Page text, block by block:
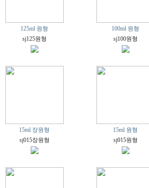
125ml 원형
sj125원형
100ml 원형
sj100원형
15ml 장원형
sj015장원형
15ml 원형
sj015원형